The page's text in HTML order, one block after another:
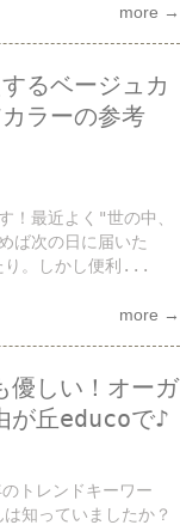
more →
るベージュカ
ラーの参考
！最近よく"世の中、
ば次の日に届いた
り。しかし便利...
more →
優しい！オーガ
が丘educoで♪
トレンドキーワー
知っていましたか？